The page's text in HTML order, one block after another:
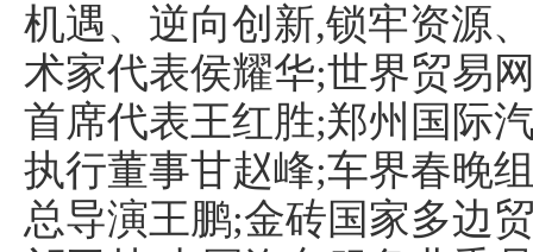
机遇、逆向创新,锁牢资源
术家代表侯耀华;世界贸易
首席代表王红胜;郑州国际
执行董事甘赵峰;车界春晚
总导演王鹏;金砖国家多边